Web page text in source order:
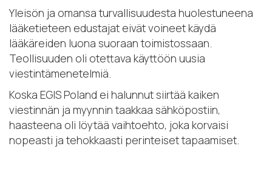
Yleisön ja omansa turvallisuudesta huolestuneena
lääketieteen edustajat eivät voineet käydä
lääkäreiden luona suoraan toimistossaan.
Teollisuuden oli otettava käyttöön uusia
viestintämenetelmiä.
Koska EGIS Poland ei halunnut siirtää kaiken
viestinnän ja myynnin taakkaa sähköpostiin,
haasteena oli löytää vaihtoehto, joka korvaisi
nopeasti ja tehokkaasti perinteiset tapaamiset.